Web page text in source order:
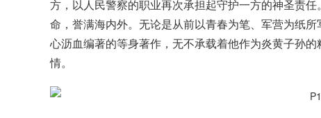
方，以人民警察的职业再次承担起守护一方的神圣责
命，誉满海内外。无论是从前以青春为笔、军营为纸
心沥血编著的等身著作，无不承载着他作为炎黄子孙
情。